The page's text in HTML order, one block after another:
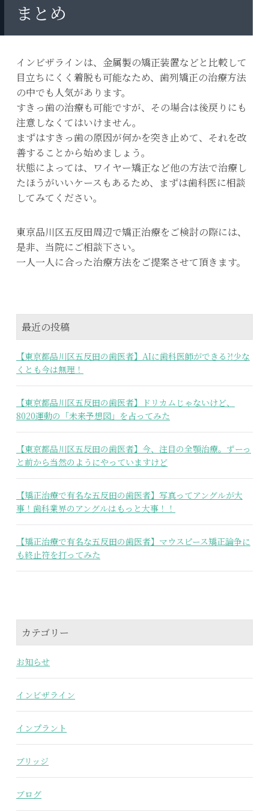
まとめ
インビザラインは、金属製の矯正装置などと比較して
目立ちにくく着脱も可能なため、歯列矯正の治療方法
の中でも人気があります。
すきっ歯の治療も可能ですが、その場合は後戻りにも
注意しなくてはいけません。
まずはすきっ歯の原因が何かを突き止めて、それを改
善することから始めましょう。
状態によっては、ワイヤー矯正など他の方法で治療し
たほうがいいケースもあるため、まずは歯科医に相談
してみてください。
東京品川区五反田周辺で矯正治療をご検討の際には、
是非、当院にご相談下さい。
一人一人に合った治療方法をご提案させて頂きます。
最近の投稿
【東京都品川区五反田の歯医者】AIに歯科医師ができる⁈少な
くとも今は無理！
【東京都品川区五反田の歯医者】ドリカムじゃないけど、
8020運動の「未来予想図」を占ってみた
【東京都品川区五反田の歯医者】今、注目の全顎治療。ずーっ
と前から当然のようにやっていますけど
【矯正治療で有名な五反田の歯医者】写真ってアングルが大
事！歯科業界のアングルはもっと大事！！
【矯正治療で有名な五反田の歯医者】マウスピース矯正論争に
も終止符を打ってみた
カテゴリー
お知らせ
インビザライン
インプラント
ブリッジ
ブログ